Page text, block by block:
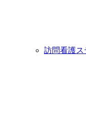
訪問看護ス